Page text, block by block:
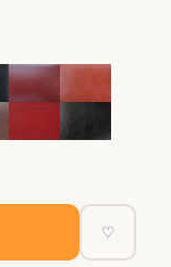
♡